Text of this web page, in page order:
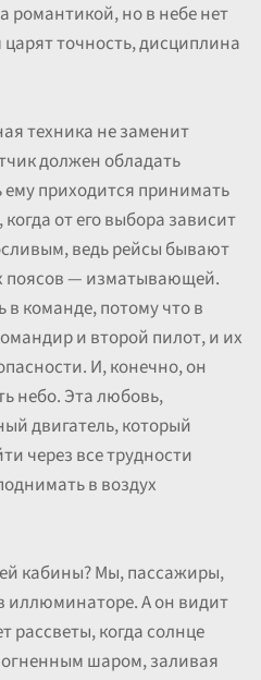
романтикой, но в небе нет
точность, дисциплина
техника не заменит
должен обладать
приходится принимать
от его выбора зависит
ведь рейсы бывают
поясов — изматывающей.
команде, потому что в
и второй пилот, и их
И, конечно, он
небо. Эта любовь,
двигатель, который
через все трудности
в воздух
кабины? Мы, пассажиры,
иллюминаторе. А он видит
рассветы, когда солнце
шаром, заливая